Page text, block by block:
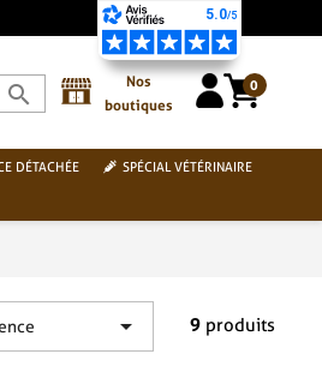
search
Nos
boutiques
0
DÉTACHÉE SPÉCIAL VÉTÉRINAIRE
 9 produits